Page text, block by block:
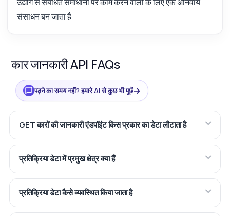
संसाधन बन जाता है
कार जानकारी API FAQs
पढ़ने का समय नहीं? हमारे AI से कुछ भी पूछें→
GET कारों की जानकारी एंडपॉइंट किस प्रकार का डेटा लौटाता है
प्रतिक्रिया डेटा में प्रमुख क्षेत्र क्या हैं
प्रतिक्रिया डेटा कैसे व्यवस्थित किया जाता है